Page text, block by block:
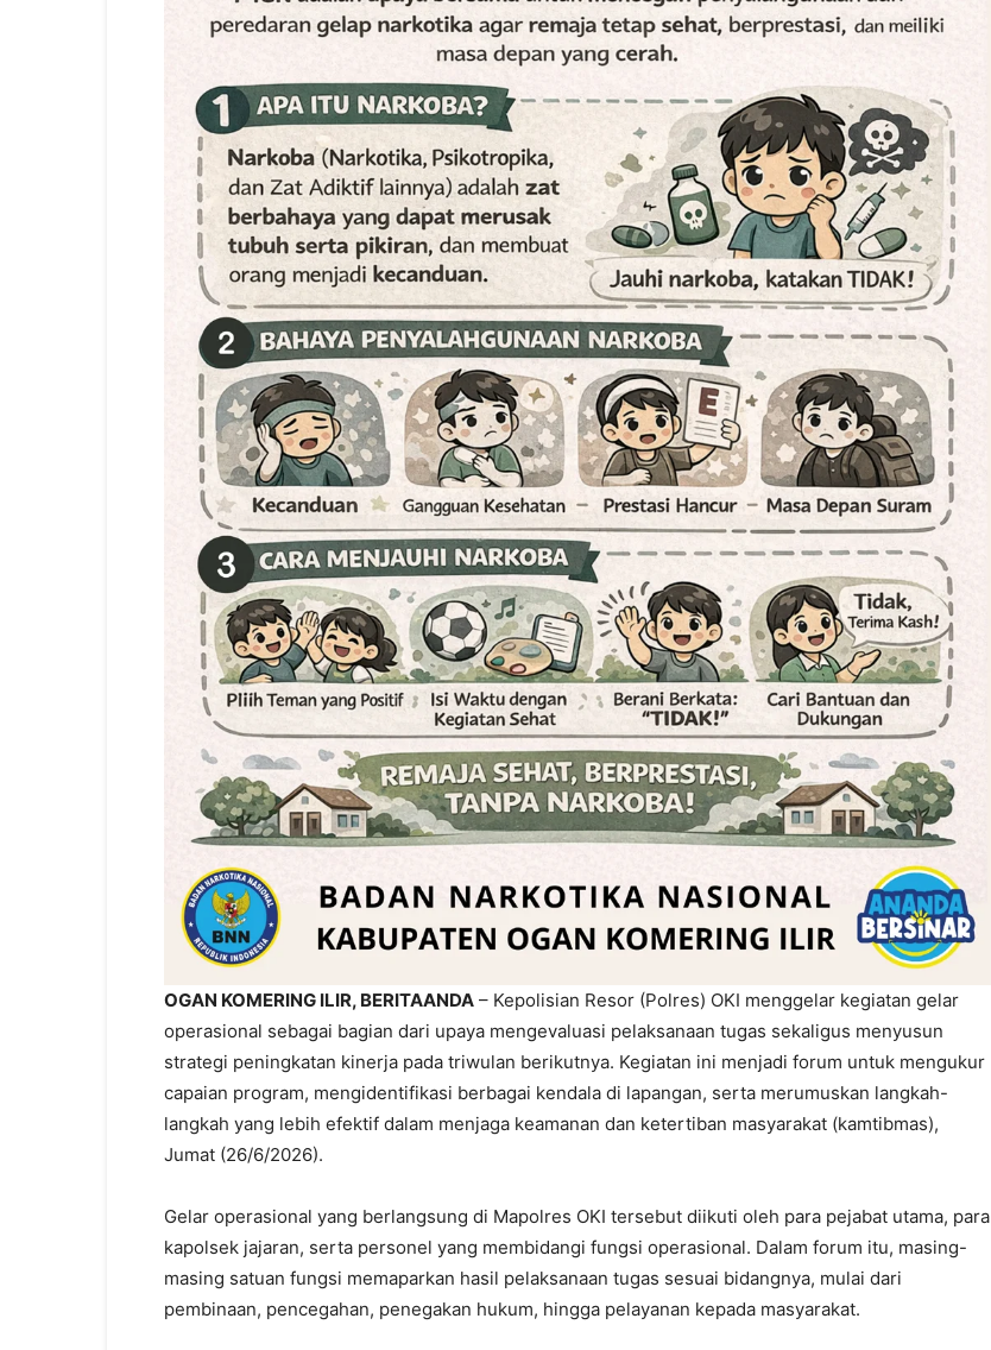
OGAN KOMERING ILIR, BERITAANDA – Kepolisian Resor (Polres) OKI menggelar kegiatan gelar
operasional sebagai bagian dari upaya mengevaluasi pelaksanaan tugas sekaligus menyusun
strategi peningkatan kinerja pada triwulan berikutnya. Kegiatan ini menjadi forum untuk mengukur
capaian program, mengidentifikasi berbagai kendala di lapangan, serta merumuskan langkah-
langkah yang lebih efektif dalam menjaga keamanan dan ketertiban masyarakat (kamtibmas),
Jumat (26/6/2026).
Gelar operasional yang berlangsung di Mapolres OKI tersebut diikuti oleh para pejabat utama, para
kapolsek jajaran, serta personel yang membidangi fungsi operasional. Dalam forum itu, masing-
masing satuan fungsi memaparkan hasil pelaksanaan tugas sesuai bidangnya, mulai dari
pembinaan, pencegahan, penegakan hukum, hingga pelayanan kepada masyarakat.